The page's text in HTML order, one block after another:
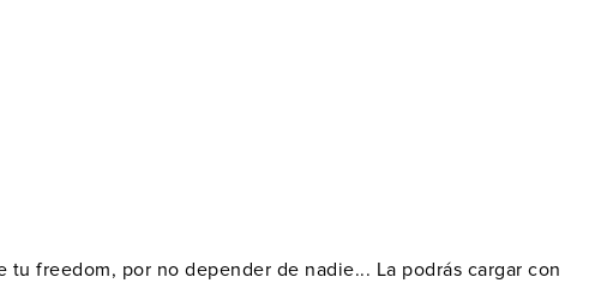
tu freedom, por no depender de nadie... La podrás cargar con